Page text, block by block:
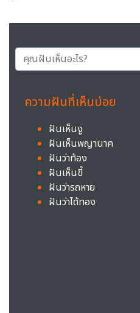
ความฝันที่เห็นบ่อย
ฝันเห็นงู
ฝันเห็นพญานาค
ฝันว่าท้อง
ฝันเห็นขี้
ฝันว่ารถหาย
ฝันว่าได้ทอง